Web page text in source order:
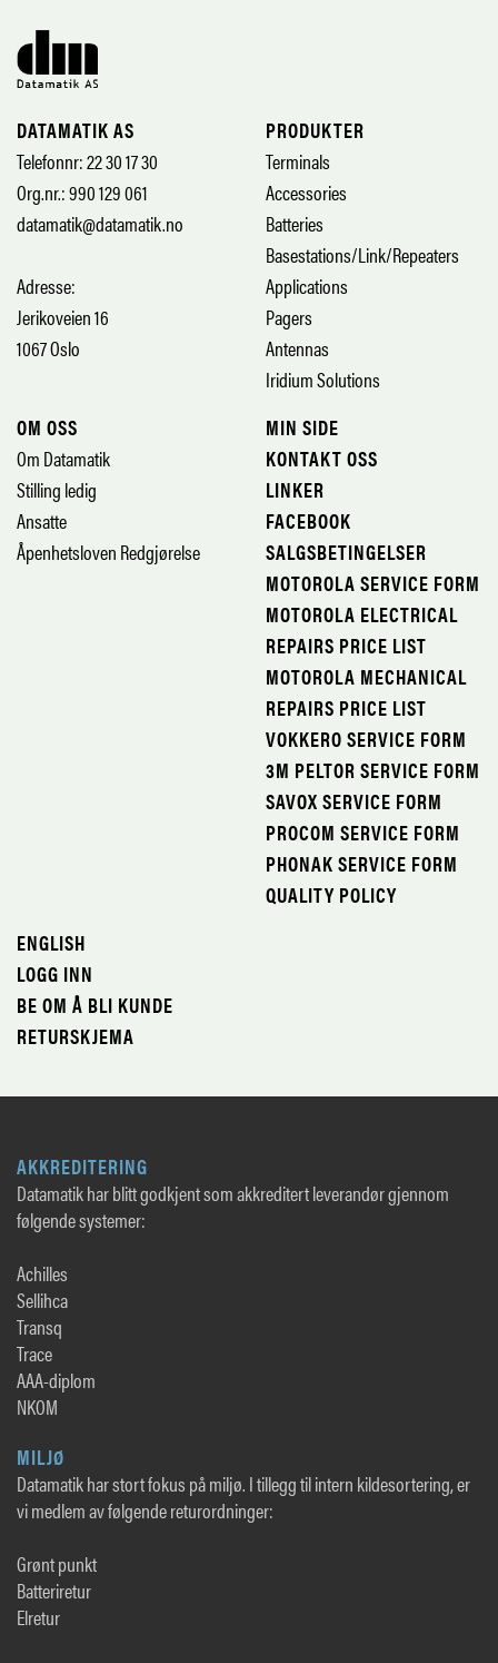
DATAMATIK AS
Telefonnr: 22 30 17 30
Org.nr.: 990 129 061
datamatik@datamatik.no
Adresse:
Jerikoveien 16
1067 Oslo
PRODUKTER
Terminals
Accessories
Batteries
Basestations/Link/Repeaters
Applications
Pagers
Antennas
Iridium Solutions
OM OSS
Om Datamatik
Stilling ledig
Ansatte
Åpenhetsloven Redgjørelse
MIN SIDE
KONTAKT OSS
LINKER
FACEBOOK
SALGSBETINGELSER
MOTOROLA SERVICE FORM
MOTOROLA ELECTRICAL
REPAIRS PRICE LIST
MOTOROLA MECHANICAL
REPAIRS PRICE LIST
VOKKERO SERVICE FORM
3M PELTOR SERVICE FORM
SAVOX SERVICE FORM
PROCOM SERVICE FORM
PHONAK SERVICE FORM
QUALITY POLICY
ENGLISH
LOGG INN
BE OM Å BLI KUNDE
RETURSKJEMA
AKKREDITERING
Datamatik har blitt godkjent som akkreditert leverandør gjennom
følgende systemer:
Achilles
Sellihca
Transq
Trace
AAA-diplom
NKOM
MILJØ
Datamatik har stort fokus på miljø. I tillegg til intern kildesortering, er
vi medlem av følgende returordninger:
Grønt punkt
Batteriretur
Elretur